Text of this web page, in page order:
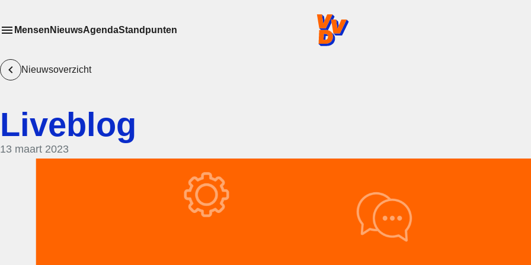
VVD.nl - Ga naar de homepage
Toon het submenu van
Meer menu items
Mensen NieuwsAgendaStandpunten
Nieuwsoverzicht
Liveblog
13 maart 2023